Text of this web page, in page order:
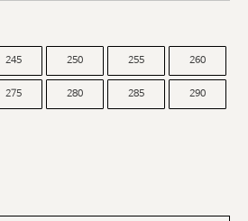
245 250 255 260
275 280 285 290